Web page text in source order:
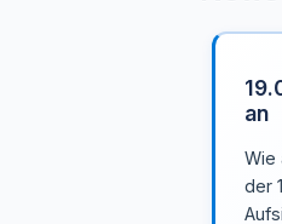
an
Wie
der